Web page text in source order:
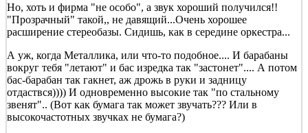
Но, хоть и фирма "не особо", а звук хороший получился!!
"Прозрачный" такой,, не давящий...Очень хорошее
расширение стереобазы. Сидишь, как в середине оркестра...
А уж, когда Металлика, или что-то подобное.... И барабаны
вокруг тебя "летают" и бас изредка так "застонет".... А потом
бас-барабан так гакнет, аж дрожь в руки и задницу
отдаствся)))) И одновременно высокие так "по стальному
звенят".. (Вот как бумага так может звучать??? Или в
высокочастотных звучках не бумага?)